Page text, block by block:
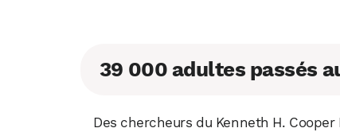
39 000 adultes passés
Des chercheurs du Kenneth H.